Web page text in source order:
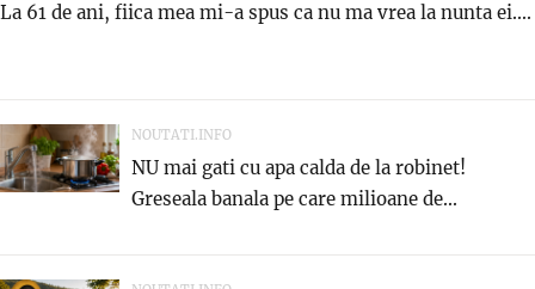
La 61 de ani, fiica mea mi-a spus ca nu ma vrea la nunta ei....
NOUTATI.INFO
NU mai gati cu apa calda de la robinet!
Greseala banala pe care milioane de...